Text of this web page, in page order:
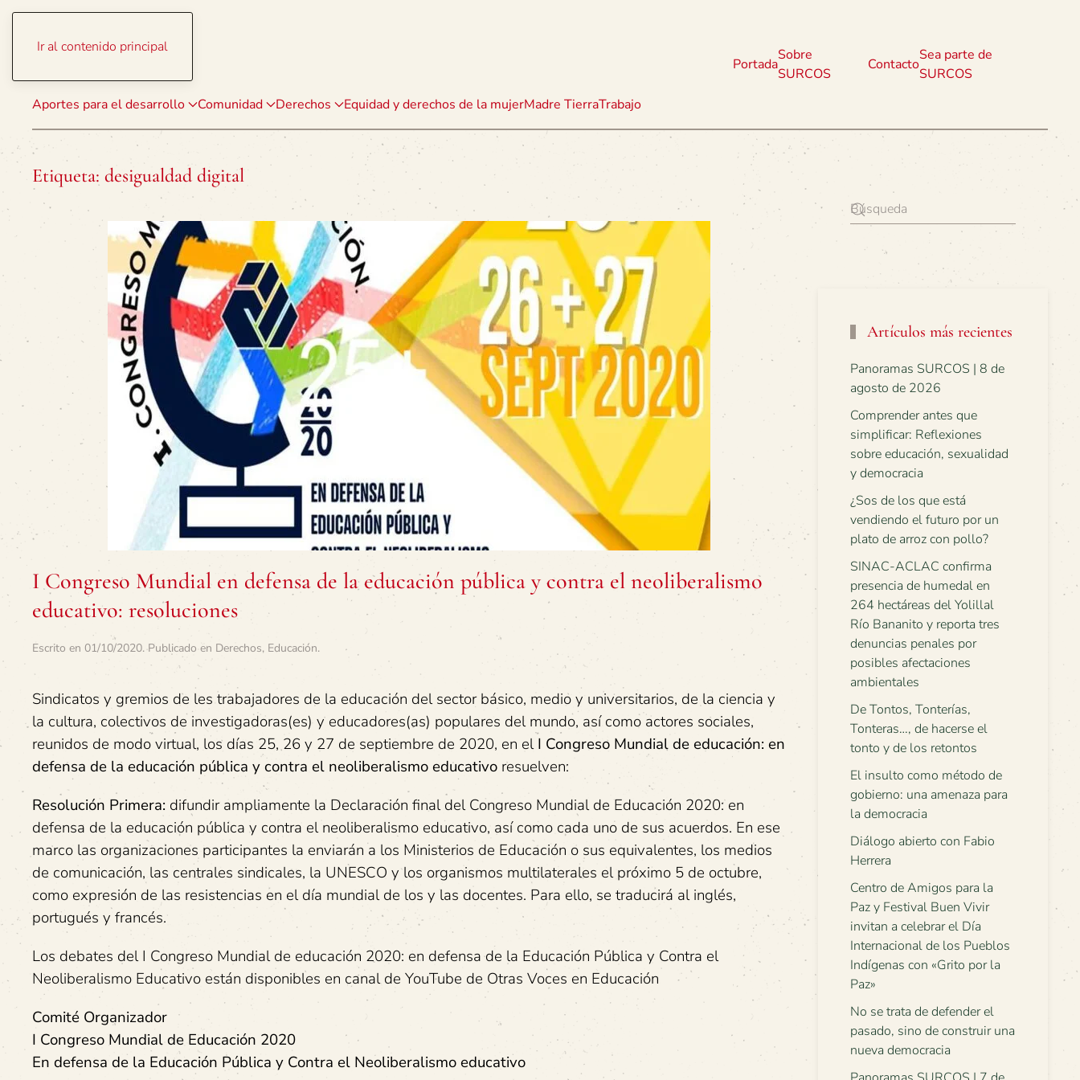
Ir al contenido principal
Aportes para el desarrollo Comunidad Derechos Equidad y derechos de la mujerMadre TierraTrabajo
Portada
Sobre
SURCOS
Contacto
Sea parte de
SURCOS
Etiqueta: desigualdad digital
I Congreso Mundial en defensa de la educación pública y contra el neoliberalismo
educativo: resoluciones
Escrito en 01/10/2020. Publicado en Derechos, Educación.
Sindicatos y gremios de les trabajadores de la educación del sector básico, medio y universitarios, de la ciencia y
la cultura, colectivos de investigadoras(es) y educadores(as) populares del mundo, así como actores sociales,
reunidos de modo virtual, los días 25, 26 y 27 de septiembre de 2020, en elI Congreso Mundial de educación: en
defensa de la educación pública y contra el neoliberalismo educativo resuelven:
Resolución Primera: difundir ampliamente la Declaración final del Congreso Mundial de Educación 2020: en
defensa de la educación pública y contra el neoliberalismo educativo, así como cada uno de sus acuerdos. En ese
marco las organizaciones participantes la enviarán a los Ministerios de Educación o sus equivalentes, los medios
de comunicación, las centrales sindicales, la UNESCO y los organismos multilaterales el próximo 5 de octubre,
como expresión de las resistencias en el día mundial de los y las docentes. Para ello, se traducirá al inglés,
portugués y francés.
Los debates del I Congreso Mundial de educación 2020: en defensa de la Educación Pública y Contra el
Neoliberalismo Educativo están disponibles en canal de YouTube de Otras Voces en Educación
Comité Organizador
I Congreso Mundial de Educación 2020
En defensa de la Educación Pública y Contra el Neoliberalismo educativo
Artículos más recientes
Panoramas SURCOS | 8 de
agosto de 2026
Comprender antes que
simplificar: Reflexiones
sobre educación, sexualidad
y democracia
¿Sos de los que está
vendiendo el futuro por un
plato de arroz con pollo?
SINAC-ACLAC confirma
presencia de humedal en
264 hectáreas del Yolillal
Río Bananito y reporta tres
denuncias penales por
posibles afectaciones
ambientales
De Tontos, Tonterías,
Tonteras…, de hacerse el
tonto y de los retontos
El insulto como método de
gobierno: una amenaza para
la democracia
Diálogo abierto con Fabio
Herrera
Centro de Amigos para la
Paz y Festival Buen Vivir
invitan a celebrar el Día
Internacional de los Pueblos
Indígenas con «Grito por la
Paz»
No se trata de defender el
pasado, sino de construir una
nueva democracia